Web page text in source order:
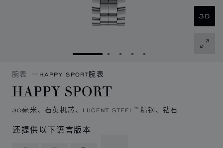
转到幻灯片 1转到幻灯片 2
转到幻灯片 3
转到幻灯片 4
转到幻灯片 5
3D
腕表 HAPPY SPORT腕表
HAPPY SPORT
30毫米、石英机芯、LUCENT STEEL™精钢、钻石
还提供以下语言版本